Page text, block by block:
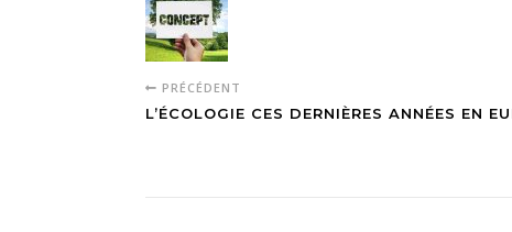
PRÉCÉDENT
L’ÉCOLOGIE CES DERNIÈRES ANNÉES EN